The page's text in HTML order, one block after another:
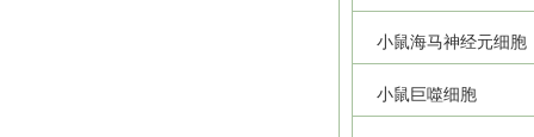
小鼠海马神经元细胞
小鼠巨噬细胞